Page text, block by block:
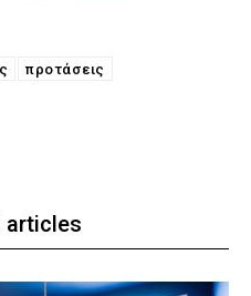
προτάσεις
articles